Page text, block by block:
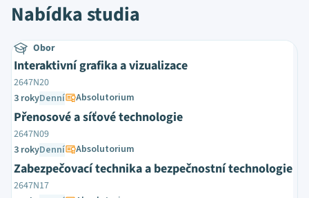
Nabídka studia
Obor
Interaktivní grafika a vizualizace
2647N20
3 rokyDenní Absolutorium
Přenosové a síťové technologie
2647N09
3 rokyDenní Absolutorium
Zabezpečovací technika a bezpečnostní technologie
2647N17